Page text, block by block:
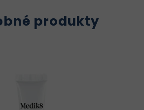
produkty